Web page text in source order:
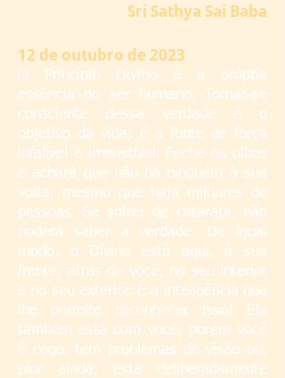
Sri Sathya Sai Baba
12 de outubro de 2023
O Princípio Divino é a própria
essência do ser humano. Tornar-se
consciente dessa verdade é o
objetivo da vida; é a fonte de força
infalível e irresistível. Feche os olhos
e achará que não há ninguém à sua
volta, mesmo que haja milhares de
pessoas. Se sofrer de catarata, não
poderá saber a verdade. De igual
modo, o Divino está aqui, à sua
frente, atrás de você, no seu interior
e no seu exterior. É a inteligência que
lhe permite reconhecer isso! Ela
também está com você, porém você
é cego, tem problemas de visão ou,
pior ainda, está deliberadamente